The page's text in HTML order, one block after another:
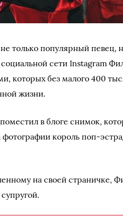
только популярный певец,
сети Instagram
которых без малого 400
жизни.
в блоге снимок,
король поп-
на своей страничке,